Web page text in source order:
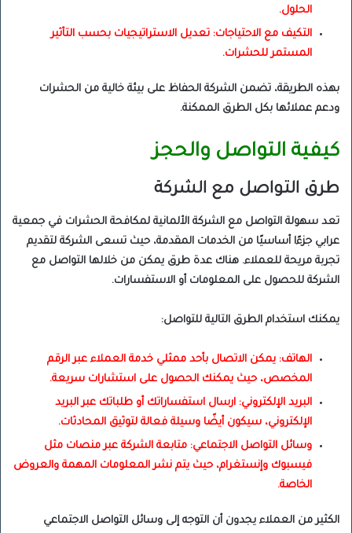
الحلول.
التكيف مع الاحتياجات: تعديل الاستراتيجيات بحسب التأثير
المستمر للحشرات.
بهذه الطريقة، تضمن الشركة الحفاظ على بيئة خالية من الحشرات
ودعم عملائها بكل الطرق الممكنة.
كيفية التواصل والحجز
طرق التواصل مع الشركة
تعد سهولة التواصل مع الشركة الألمانية لمكافحة الحشرات في جمعية
عرابي جزءًا أساسيًا من الخدمات المقدمة، حيث تسعى الشركة لتقديم
تجربة مريحة للعملاء. هناك عدة طرق يمكن من خلالها التواصل مع
الشركة للحصول على المعلومات أو الاستفسارات.
يمكنك استخدام الطرق التالية للتواصل:
الهاتف: يمكن الاتصال بأحد ممثلي خدمة العملاء عبر الرقم
المخصص، حيث يمكنك الحصول على استشارات سريعة.
البريد الإلكتروني: ارسال استفساراتك أو طلباتك عبر البريد
الإلكتروني، سيكون أيضًا وسيلة فعالة لتوثيق المحادثات.
وسائل التواصل الاجتماعي: متابعة الشركة عبر منصات مثل
فيسبوك وإنستغرام، حيث يتم نشر المعلومات المهمة والعروض
الخاصة.
الكثير من العملاء يجدون أن التوجه إلى وسائل التواصل الاجتماعي